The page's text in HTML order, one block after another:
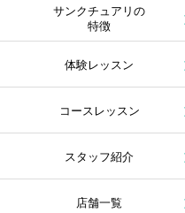
サンクチュアリの
特徴
体験レッスン
コースレッスン
スタッフ紹介
店舗一覧